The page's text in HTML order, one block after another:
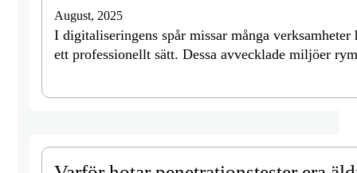
August, 2025
I digitaliseringens spår missar många
ett professionellt sätt. Dessa avvecklade miljöer